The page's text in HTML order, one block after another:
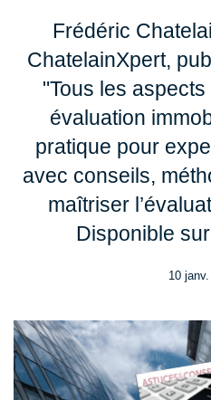
Frédéric
ChatelainXpert,
"Tous les aspects
évaluation
pratique pour
avec conseils,
maîtriser
Disponible
10